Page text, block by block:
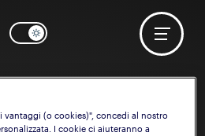
il: Centrale OK
(o cookies)", concedi al nostro
I cookie ci aiuteranno a